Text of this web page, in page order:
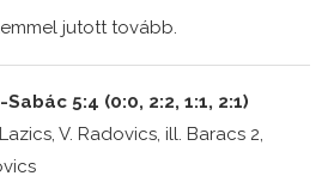
jutott tovább.
5:4 (0:0, 2:2, 1:1, 2:1)
V. Radovics, ill. Baracs 2,